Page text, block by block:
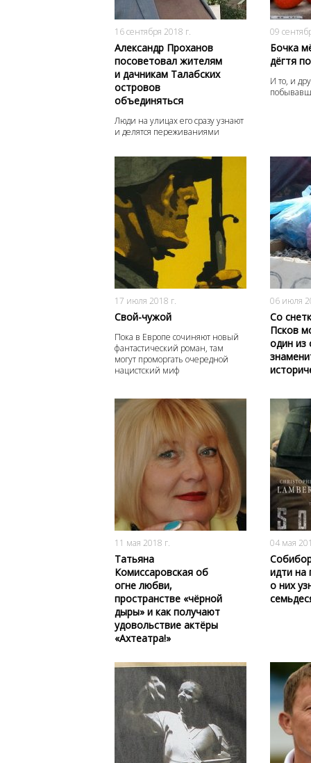
16 сентября 2018 г.
Александр Проханов
посоветовал жителям
и дачникам Талабских
островов
объединяться
Люди на улицах его сразу узнают
и делятся переживаниями
0
09
Бочка
дёгтя
И то, и
17 июля 2018 г.
Свой-чужой
Пока в Европе сочиняют новый
фантастический роман, там
могут проморгать очередной
нацистский миф
0
06 июля
Со
Псков
один из
11 мая 2018 г.
Татьяна
Комиссаровская об
огне любви,
пространстве «чёрной
дыры» и как получают
удовольствие актёры
«Ахтеатра!»
4401
0
04 мая
идти на
о них